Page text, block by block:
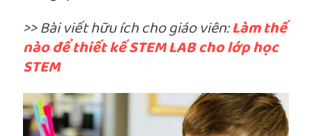
>> Bài viết hữu ích cho giáo viên:Làm thế
nào để thiết kế STEM LAB cho lớp học
STEM